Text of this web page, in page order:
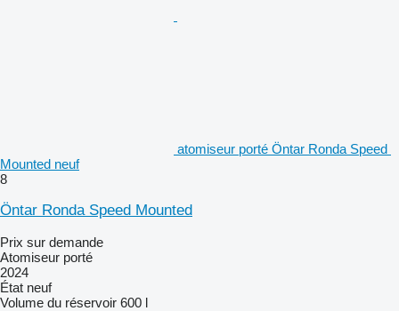
atomiseur porté Öntar Ronda Speed ​​
Mounted neuf
8
Öntar Ronda Speed ​​Mounted
Prix sur demande
Atomiseur porté
2024
État neuf
Volume du réservoir 600 l